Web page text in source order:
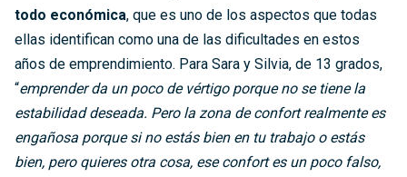
todo económica, que es uno de los aspectos que todas
ellas identifican como una de las dificultades en estos
años de emprendimiento. Para Sara y Silvia, de 13 grados,
“emprender da un poco de vértigo porque no se tiene la
estabilidad deseada. Pero la zona de confort realmente es
engañosa porque si no estás bien en tu trabajo o estás
bien, pero quieres otra cosa, ese confort es un poco falso,